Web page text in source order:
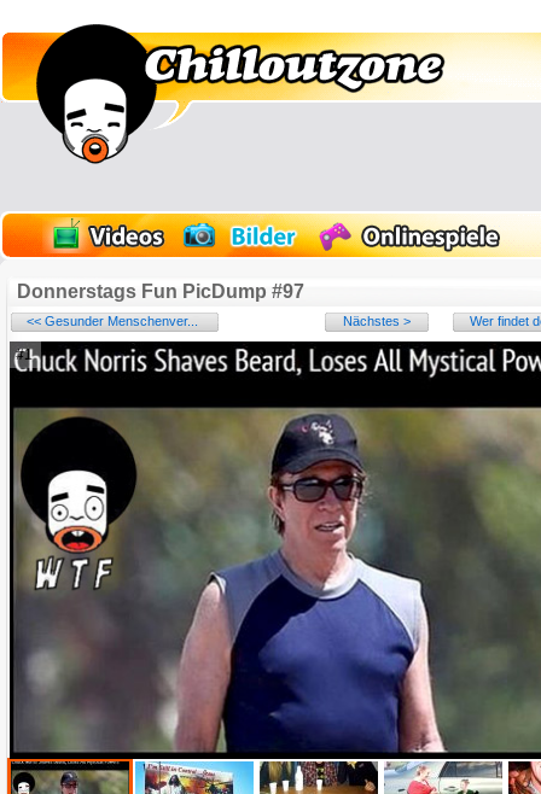
Donnerstags Fun PicDump #97
<< Gesunder Menschenver... Nächstes > Wer findet
#1